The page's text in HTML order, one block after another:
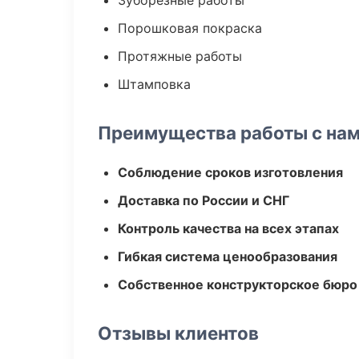
Порошковая покраска
Протяжные работы
Штамповка
Преимущества работы с
Соблюдение сроков изготовления
Доставка по России и СНГ
Контроль качества на всех этапах
Гибкая система ценообразования
Собственное конструкторское бюро
Отзывы клиентов